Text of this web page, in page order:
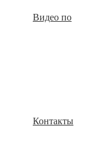
Видео по
Контакты